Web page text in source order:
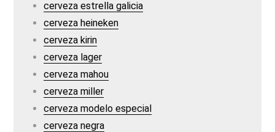
cerveza estrella galicia
cerveza heineken
cerveza kirin
cerveza lager
cerveza mahou
cerveza miller
cerveza modelo especial
cerveza negra